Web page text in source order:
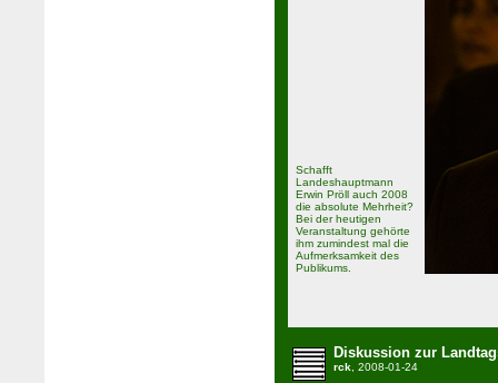
Schafft
Landeshauptmann
Erwin Pröll auch 2008
die absolute Mehrheit?
Bei der heutigen
Veranstaltung gehörte
ihm zumindest mal die
Aufmerksamkeit des
Publikums.
Diskussion zur
rck, 2008-01-24